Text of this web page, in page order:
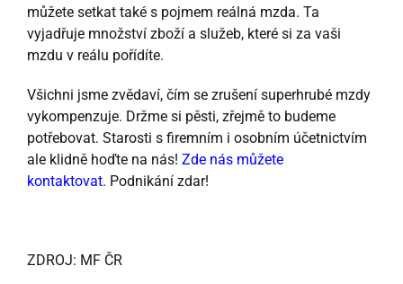
můžete setkat také s pojmem reálná mzda. Ta
vyjadřuje množství zboží a služeb, které si za vaši
mzdu v reálu pořídíte.
Všichni jsme zvědaví, čím se zrušení superhrubé mzdy
vykompenzuje. Držme si pěsti, zřejmě to budeme
potřebovat. Starosti s firemním i osobním účetnictvím
ale klidně hoďte na nás! Zde nás můžete
kontaktovat. Podnikání zdar!
ZDROJ: MF ČR